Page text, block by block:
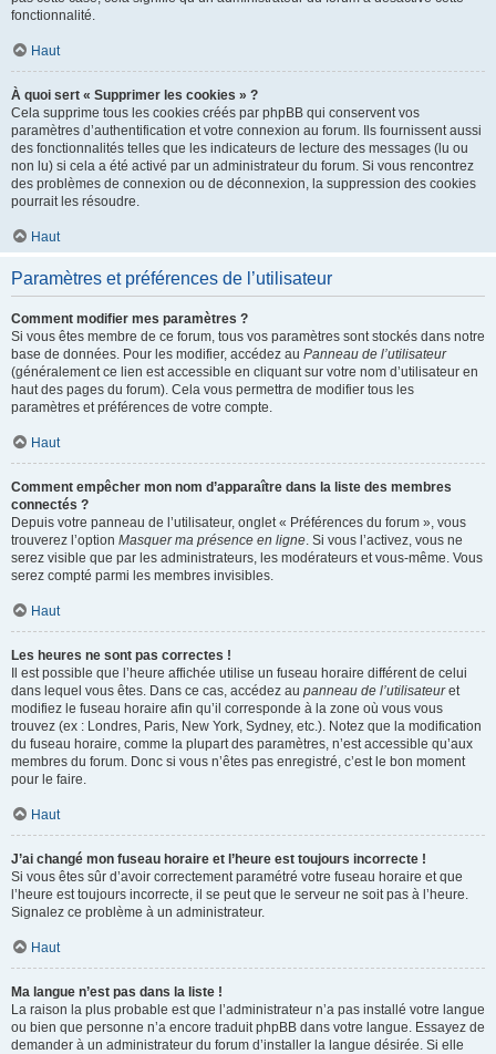
fonctionnalité.
Haut
À quoi sert « Supprimer les cookies » ?
Cela supprime tous les cookies créés par phpBB qui conservent vos
paramètres d’authentification et votre connexion au forum. Ils fournissent aussi
des fonctionnalités telles que les indicateurs de lecture des messages (lu ou
non lu) si cela a été activé par un administrateur du forum. Si vous rencontrez
des problèmes de connexion ou de déconnexion, la suppression des cookies
pourrait les résoudre.
Haut
Paramètres et préférences de l’utilisateur
Comment modifier mes paramètres ?
Si vous êtes membre de ce forum, tous vos paramètres sont stockés dans notre
base de données. Pour les modifier, accédez au Panneau de l’utilisateur
(généralement ce lien est accessible en cliquant sur votre nom d’utilisateur en
haut des pages du forum). Cela vous permettra de modifier tous les
paramètres et préférences de votre compte.
Haut
Comment empêcher mon nom d’apparaître dans la liste des membres
connectés ?
Depuis votre panneau de l’utilisateur, onglet « Préférences du forum », vous
trouverez l’option Masquer ma présence en ligne. Si vous l’activez, vous ne
serez visible que par les administrateurs, les modérateurs et vous-même. Vous
serez compté parmi les membres invisibles.
Haut
Les heures ne sont pas correctes !
Il est possible que l’heure affichée utilise un fuseau horaire différent de celui
dans lequel vous êtes. Dans ce cas, accédez au panneau de l’utilisateuret
modifiez le fuseau horaire afin qu’il corresponde à la zone où vous vous
trouvez (ex : Londres, Paris, New York, Sydney, etc.). Notez que la modification
du fuseau horaire, comme la plupart des paramètres, n’est accessible qu’aux
membres du forum. Donc si vous n’êtes pas enregistré, c’est le bon moment
pour le faire.
Haut
J’ai changé mon fuseau horaire et l’heure est toujours incorrecte !
Si vous êtes sûr d’avoir correctement paramétré votre fuseau horaire et que
l’heure est toujours incorrecte, il se peut que le serveur ne soit pas à l’heure.
Signalez ce problème à un administrateur.
Haut
Ma langue n’est pas dans la liste !
La raison la plus probable est que l’administrateur n’a pas installé votre langue
ou bien que personne n’a encore traduit phpBB dans votre langue. Essayez de
demander à un administrateur du forum d’installer la langue désirée. Si elle